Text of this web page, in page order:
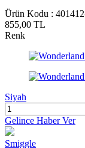
Ürün Kodu :
855,00 TL
Renk
Siyah
Gelince Haber Ver
Smiggle